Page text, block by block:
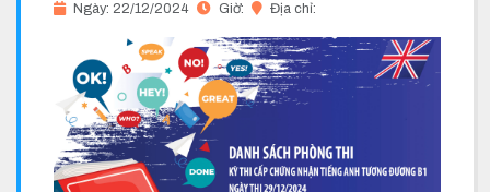
Ngày: 22/12/2024 Giờ: Địa chỉ: